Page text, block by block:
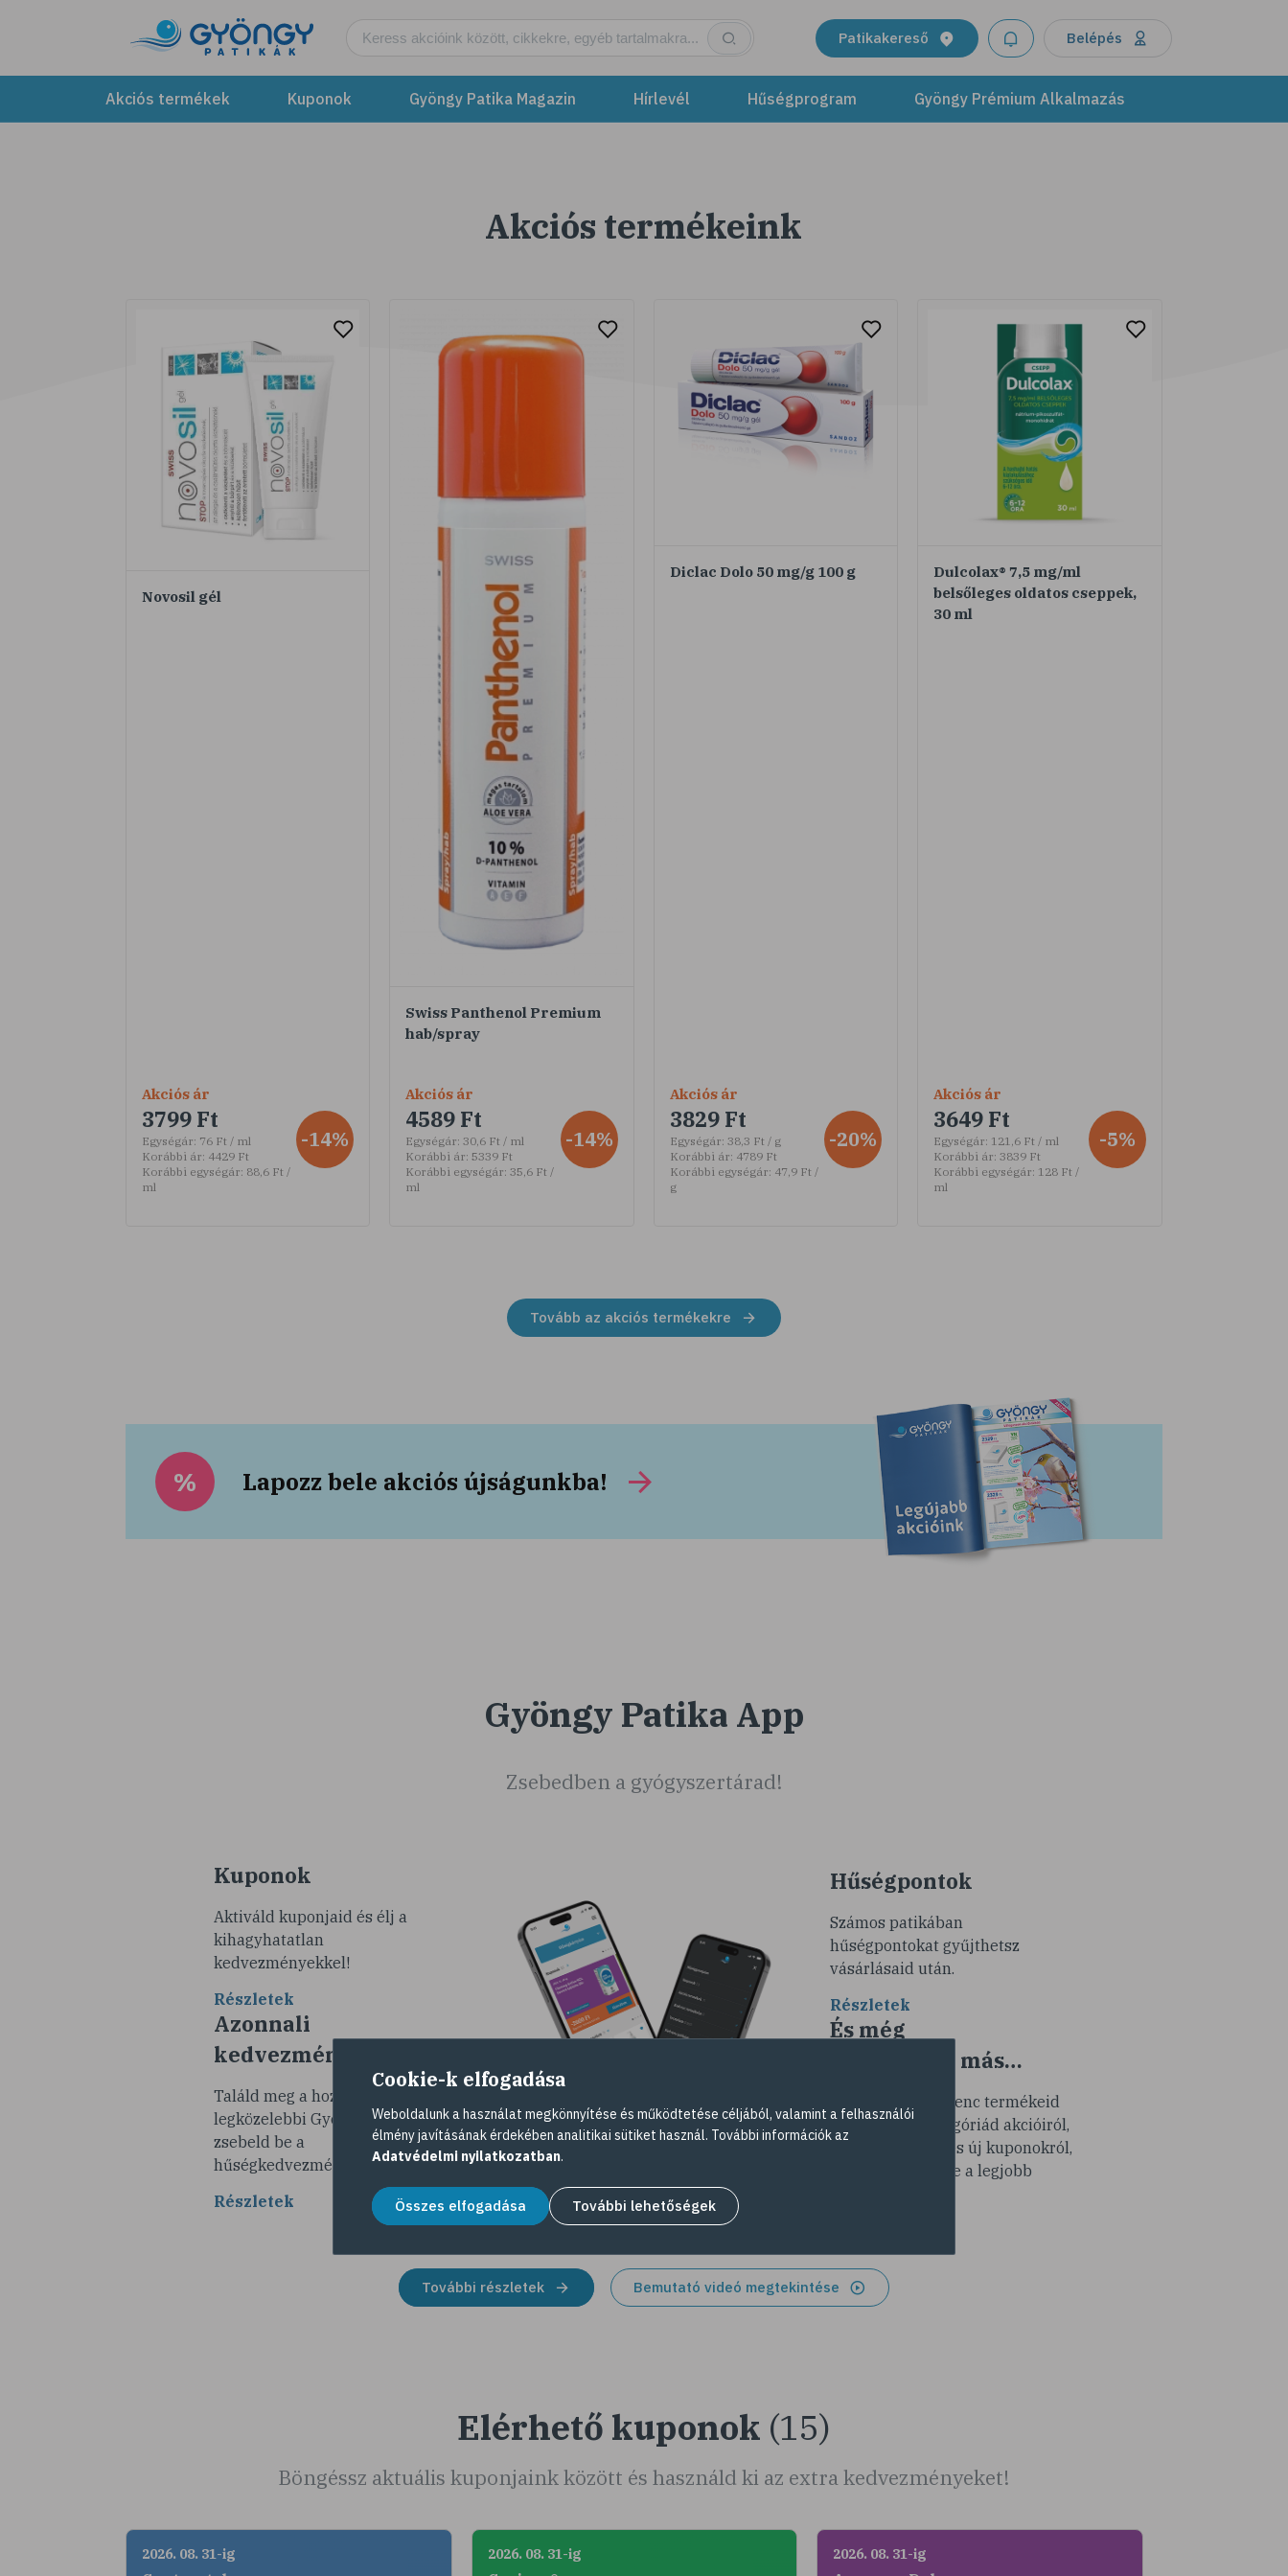
Patikakereső Belépés
Akciós termékek Kuponok Gyöngy Patika Magazin Hírlevél Hűségprogram Gyöngy Prémium Alkalmazás
Legyen fűszerkertünk!
További részletek
egészségét és ragyogását. Modern
formulák, melyek ötvözik a tudomány
újításait a természet kincseivel.
További részletek
Akciós termékeink
Novosil gél
Akciós ár
3799 Ft
Egységár: 76 Ft / ml
Korábbi ár: 4429 Ft
Korábbi egységár: 88,6 Ft /
ml
-14%
Swiss Panthenol Premium
hab/spray
Akciós ár
4589 Ft
Egységár: 30,6 Ft / ml
Korábbi ár: 5339 Ft
Korábbi egységár: 35,6 Ft /
ml
-14%
Diclac Dolo 50 mg/g 100 g
Akciós ár
3829 Ft
Egységár: 38,3 Ft / g
Korábbi ár: 4789 Ft
Korábbi egységár: 47,9 Ft /
g
-20%
Dulcolax® 7,5 mg/ml
belsőleges oldatos cseppek,
30 ml
Akciós ár
3649 Ft
Egységár: 121,6 Ft / ml
Korábbi ár: 3839 Ft
Korábbi egységár: 128 Ft /
ml
-5%
Tovább az akciós termékekre
% Lapozz bele akciós újságunkba!
Gyöngy Patika App
Zsebedben a gyógyszertárad!
Kuponok
Aktiváld kuponjaid és élj a
kihagyhatatlan
kedvezményekkel!
Részletek
Azonnali
kedvezmények
Találd meg a hozzád
legközelebbi Gyöngy Patikát és
zsebeld be a
hűségkedvezményeket!
Részletek
Hűségpontok
Számos patikában
hűségpontokat gyűjthetsz
vásárlásaid után.
Részletek
És még
sok minden más…
Éretesítünk kedvenc termékeid
vagy termékkategóriád akcióiról,
számodra érdekes új kuponokról,
hogy ne maradj le a legjobb
További részletek Bemutató videó megtekintése
Elérhető kuponok (15)
Böngéssz aktuális kuponjaink között és használd ki az extra kedvezményeket!
2026. 08. 31-ig 2026. 08. 31-ig 2026. 08. 31-ig
Cookie-k elfogadása
Weboldalunk a használat megkönnyítése és működtetése céljából, valamint a felhasználói
élmény javításának érdekében analitikai sütiket használ. További információk az
Adatvédelmi nyilatkozatban.
Összes elfogadása További lehetőségek